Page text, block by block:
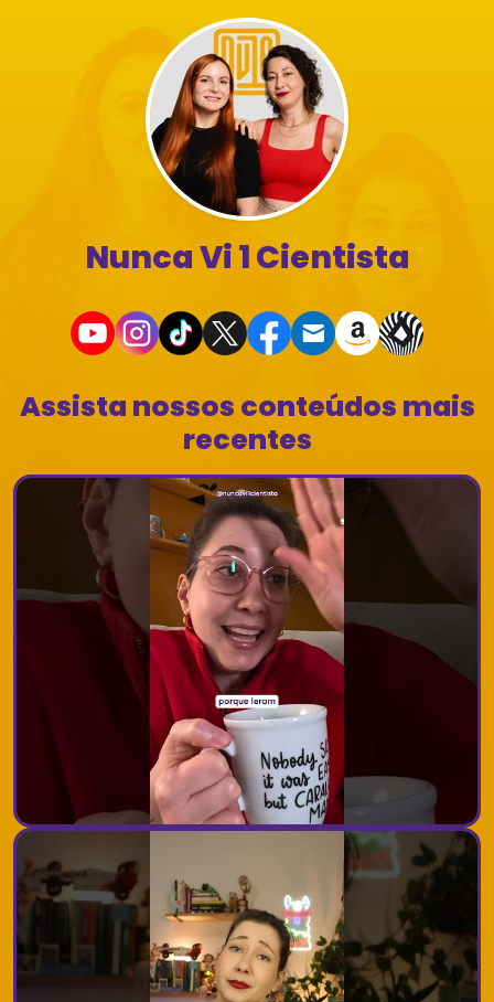
Nunca Vi 1 Cientista
Assista nossos conteúdos mais
recentes